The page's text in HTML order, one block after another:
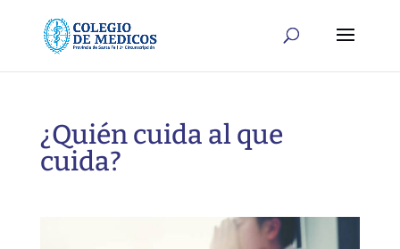
¿Quién cuida al que
cuida?